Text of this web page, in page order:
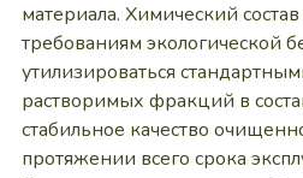
материала. Химический состав
требованиям экологической
утилизироваться
растворимых фракций в
стабильное качество
протяжении всего срока